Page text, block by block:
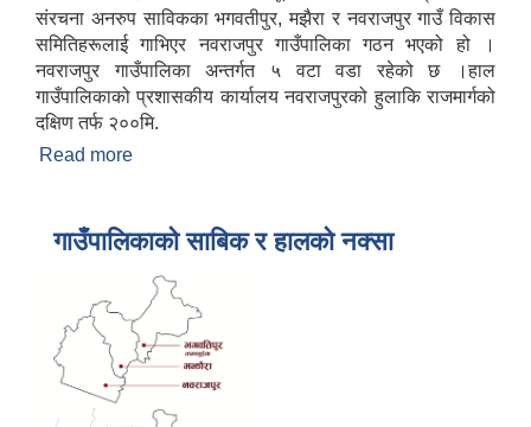
संरचना अनरुप साविकका भगवतीपुर, मझैरा र नवराजपुर गाउँ विकास
समितिहरूलाई गाभिएर नवराजपुर गाउँपालिका गठन भएको हो ।
नवराजपुर गाउँपालिका अन्तर्गत ५ वटा वडा रहेको छ ।हाल
गाउँपालिकाको प्रशासकीय कार्यालय नवराजपुरको हुलाकि राजमार्गको
दक्षिण तर्फ २००मि.
Read more
गाउँपालिकाको साबिक र हालको नक्सा